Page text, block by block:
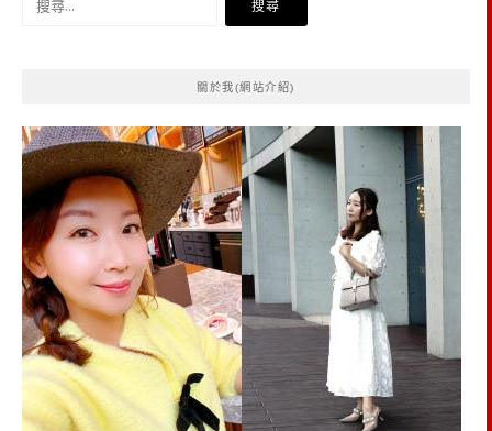
關於我(網站介紹)